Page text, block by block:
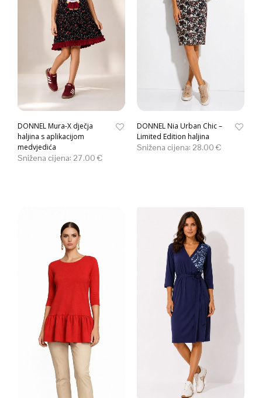
DONNEL Mura-X dječja
haljina s aplikacijom
medvjedića
Snižena cijena: 27.00€
DONNEL Nia Urban Chic –
Limited Edition haljina
Snižena cijena: 28.00€